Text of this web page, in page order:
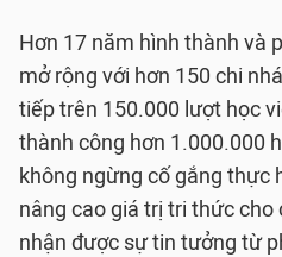
Hơn 17 năm hình thành và
mở rộng với hơn 150 chi
tiếp trên 150.000 lượt học
thành công hơn 1.000.000
không ngừng cố gắng thực
nâng cao giá trị tri thức cho
nhận được sự tin tưởng từ